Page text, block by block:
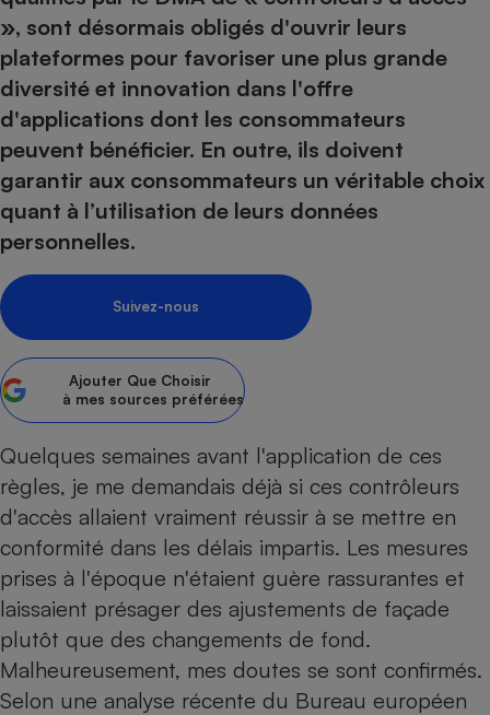
», sont désormais obligés d'ouvrir leurs
plateformes pour favoriser une plus grande
diversité et innovation dans l'offre
d'applications dont les consommateurs
peuvent bénéficier. En outre, ils doivent
garantir aux consommateurs un véritable choix
quant à l’utilisation de leurs données
personnelles.
Suivez-nous
Ajouter Que Choisir
à mes sources préférées
Quelques semaines avant l'application de ces
règles, je me demandais déjà si ces contrôleurs
d'accès allaient vraiment réussir à se mettre en
conformité dans les délais impartis. Les mesures
prises à l'époque n'étaient guère rassurantes et
laissaient présager des ajustements de façade
plutôt que des changements de fond.
Malheureusement, mes doutes se sont confirmés.
Selon une analyse récente du Bureau européen
Complément
alimentaire
Assurance emprunteur
Petit électroménager -
Plaque de cuisson à
induction
Smartphone
Matelas
Climatiseur -
Ventilateur
Mutuelle